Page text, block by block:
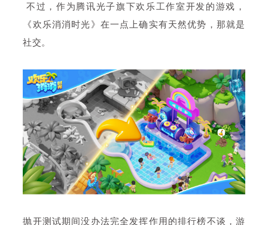
不过，作为腾讯光子旗下欢乐工作室开发的游戏，
《欢乐消消时光》在一点上确实有天然优势，那就是
社交。
抛开测试期间没办法完全发挥作用的排行榜不谈，游